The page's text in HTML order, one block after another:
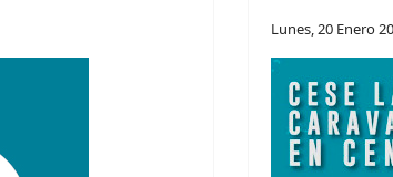
Lunes, 20 Enero